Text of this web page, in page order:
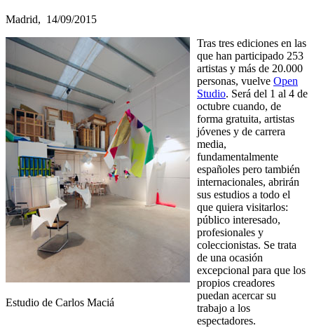
Madrid, 14/09/2015
Estudio de Carlos Maciá
Tras tres ediciones en las
que han participado 253
artistas y más de 20.000
personas, vuelve Open
Studio. Será del 1 al 4 de
octubre cuando, de
forma gratuita, artistas
jóvenes y de carrera
media,
fundamentalmente
españoles pero también
internacionales, abrirán
sus estudios a todo el
que quiera visitarlos:
público interesado,
profesionales y
coleccionistas. Se trata
de una ocasión
excepcional para que los
propios creadores
puedan acercar su
trabajo a los
espectadores.